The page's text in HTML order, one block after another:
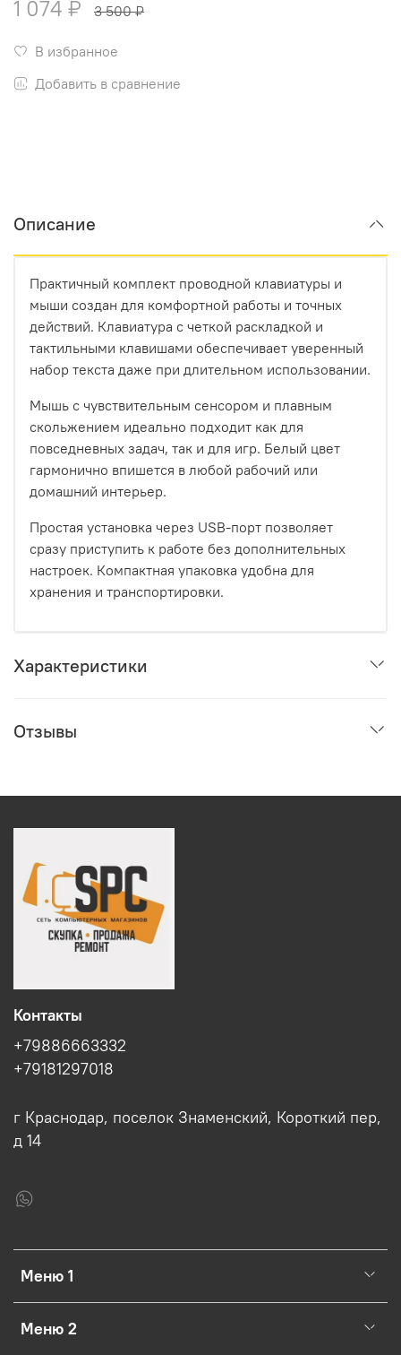
1 074 ₽ 3 500 ₽
В избранное
Добавить в сравнение
Описание
Практичный комплект проводной клавиатуры и
мыши создан для комфортной работы и точных
действий. Клавиатура с четкой раскладкой и
тактильными клавишами обеспечивает уверенный
набор текста даже при длительном использовании.
Мышь с чувствительным сенсором и плавным
скольжением идеально подходит как для
повседневных задач, так и для игр. Белый цвет
гармонично впишется в любой рабочий или
домашний интерьер.
Простая установка через USB-порт позволяет
сразу приступить к работе без дополнительных
настроек. Компактная упаковка удобна для
хранения и транспортировки.
Характеристики
Отзывы
Меню 1
Меню 2
Контакты
+79886663332
+79181297018
г Краснодар, поселок Знаменский, Короткий пер,
д 14